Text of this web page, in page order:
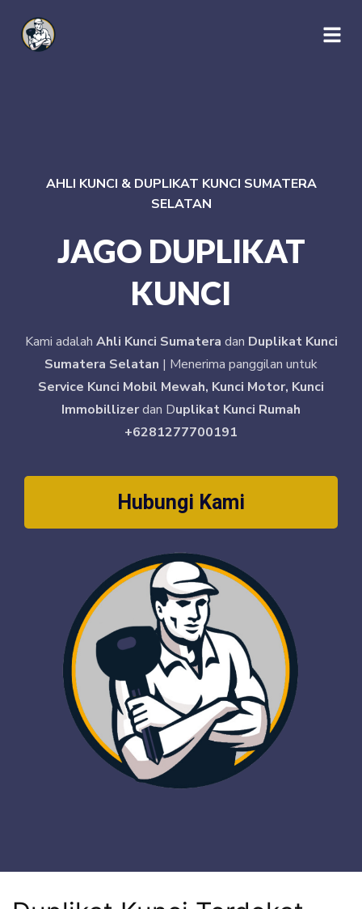
AHLI KUNCI & DUPLIKAT KUNCI SUMATERA
SELATAN
JAGO DUPLIKAT
KUNCI
Kami adalah Ahli Kunci Sumatera dan Duplikat Kunci
Sumatera Selatan | Menerima panggilan untuk
Service Kunci Mobil Mewah, Kunci Motor, Kunci
Immobillizerdan Duplikat Kunci Rumah
+6281277700191
Hubungi Kami